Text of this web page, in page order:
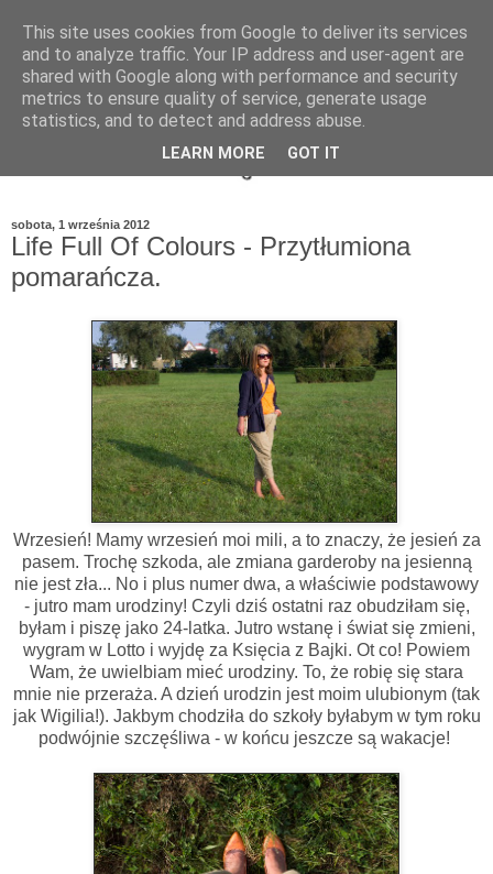
sobota, 1 września 2012
Life Full Of Colours - Przytłumiona
pomarańcza.
Wrzesień! Mamy wrzesień moi mili, a to znaczy, że jesień za
pasem. Trochę szkoda, ale zmiana garderoby na jesienną
nie jest zła... No i plus numer dwa, a właściwie podstawowy
- jutro mam urodziny! Czyli dziś ostatni raz obudziłam się,
byłam i piszę jako 24-latka. Jutro wstanę i świat się zmieni,
wygram w Lotto i wyjdę za Księcia z Bajki. Ot co! Powiem
Wam, że uwielbiam mieć urodziny. To, że robię się stara
mnie nie przeraża. A dzień urodzin jest moim ulubionym (tak
jak Wigilia!). Jakbym chodziła do szkoły byłabym w tym roku
podwójnie szczęśliwa - w końcu jeszcze są wakacje!
This site uses cookies from Google to deliver its services
and to analyze traffic. Your IP address and user-agent are
shared with Google along with performance and security
metrics to ensure quality of service, generate usage
statistics, and to detect and address abuse.
LEARN MORE GOT IT